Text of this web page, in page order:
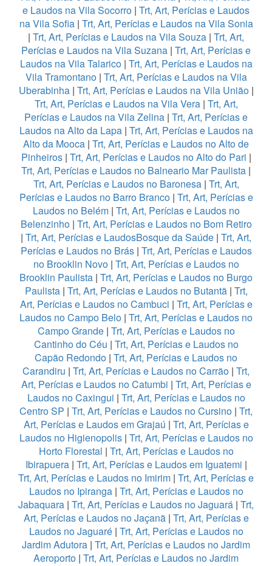
e Laudos na Vila Socorro | Trt, Art, Perícias e Laudos
na Vila Sofia| Trt, Art, Perícias e Laudos na Vila Sonia
| Trt, Art, Perícias e Laudos na Vila Souza | Trt, Art,
Perícias e Laudos na Vila Suzana | Trt, Art, Perícias e
Laudos na Vila Talarico| Trt, Art, Perícias e Laudos na
Vila Tramontano| Trt, Art, Perícias e Laudos na Vila
Uberabinha| Trt, Art, Perícias e Laudos na Vila União|
Trt, Art, Perícias e Laudos na Vila Vera| Trt, Art,
Perícias e Laudos na Vila Zelina | Trt, Art, Perícias e
Laudos na Alto da Lapa| Trt, Art, Perícias e Laudos na
Alto da Mooca | Trt, Art, Perícias e Laudos no Alto de
Pinheiros| Trt, Art, Perícias e Laudos no Alto do Pari |
Trt, Art, Perícias e Laudos no Balneario Mar Paulista |
Trt, Art, Perícias e Laudos no Baronesa| Trt, Art,
Perícias e Laudos no Barro Branco| Trt, Art, Perícias e
Laudos no Belém| Trt, Art, Perícias e Laudos no
Belenzinho| Trt, Art, Perícias e Laudos no Bom Retiro
| Trt, Art, Perícias e LaudosBosque da Saúde | Trt, Art,
Perícias e Laudos no Brás| Trt, Art, Perícias e Laudos
no Brooklin Novo| Trt, Art, Perícias e Laudos no
Brooklin Paulista | Trt, Art, Perícias e Laudos no Burgo
Paulista| Trt, Art, Perícias e Laudos no Butantã| Trt,
Art, Perícias e Laudos no Cambuci | Trt, Art, Perícias e
Laudos no Campo Belo | Trt, Art, Perícias e Laudos no
Campo Grande| Trt, Art, Perícias e Laudos no
Cantinho do Céu | Trt, Art, Perícias e Laudos no
Capão Redondo | Trt, Art, Perícias e Laudos no
Carandiru | Trt, Art, Perícias e Laudos no Carrão | Trt,
Art, Perícias e Laudos no Catumbi | Trt, Art, Perícias e
Laudos no Caxingui | Trt, Art, Perícias e Laudos no
Centro SP | Trt, Art, Perícias e Laudos no Cursino | Trt,
Art, Perícias e Laudos em Grajaú | Trt, Art, Perícias e
Laudos no Higienopolis| Trt, Art, Perícias e Laudos no
Horto Florestal | Trt, Art, Perícias e Laudos no
Ibirapuera| Trt, Art, Perícias e Laudos em Iguatemi |
Trt, Art, Perícias e Laudos no Imirim | Trt, Art, Perícias e
Laudos no Ipiranga| Trt, Art, Perícias e Laudos no
Jabaquara | Trt, Art, Perícias e Laudos no Jaguará | Trt,
Art, Perícias e Laudos no Jaçanã| Trt, Art, Perícias e
Laudos no Jaguaré| Trt, Art, Perícias e Laudos no
Jardim Adutora | Trt, Art, Perícias e Laudos no Jardim
Aeroporto | Trt, Art, Perícias e Laudos no Jardim